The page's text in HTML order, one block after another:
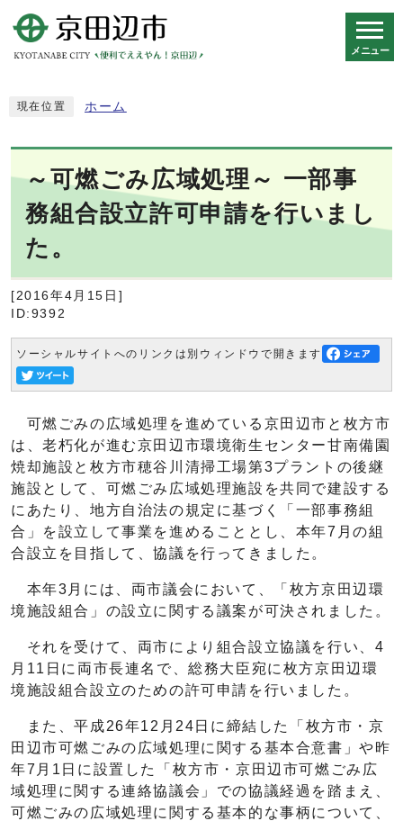
メニュー
現在位置 ホーム
～可燃ごみ広域処理～ 一部事
務組合設立許可申請を行いまし
た。
[2016年4月15日]
ID:9392
ソーシャルサイトへのリンクは別ウィンドウで開きます
可燃ごみの広域処理を進めている京田辺市と枚方市
は、老朽化が進む京田辺市環境衛生センター甘南備園
焼却施設と枚方市穂谷川清掃工場第3プラントの後継
施設として、可燃ごみ広域処理施設を共同で建設する
にあたり、地方自治法の規定に基づく「一部事務組
合」を設立して事業を進めることとし、本年7月の組
合設立を目指して、協議を行ってきました。
本年3月には、両市議会において、「枚方京田辺環
境施設組合」の設立に関する議案が可決されました。
それを受けて、両市により組合設立協議を行い、4
月11日に両市長連名で、総務大臣宛に枚方京田辺環
境施設組合設立のための許可申請を行いました。
また、平成26年12月24日に締結した「枚方市・京
田辺市可燃ごみの広域処理に関する基本合意書」や昨
年7月1日に設置した「枚方市・京田辺市可燃ごみ広
域処理に関する連絡協議会」での協議経過を踏まえ、
可燃ごみの広域処理に関する基本的な事柄について、